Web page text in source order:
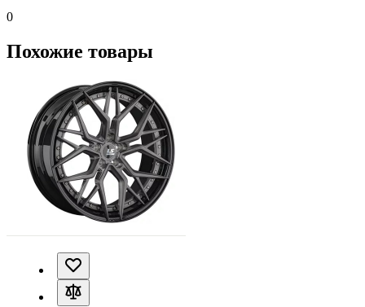
0
Похожие товары